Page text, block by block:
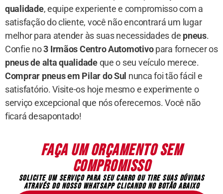
qualidade, equipe experiente e compromisso com a
satisfação do cliente, você não encontrará um lugar
melhor para atender às suas necessidades de pneus.
Confie no3 Irmãos Centro Automotivopara fornecer os
pneus de alta qualidadeque o seu veículo merece.
Comprar pneus em Pilar do Sul nunca foi tão fácil e
satisfatório. Visite-os hoje mesmo e experimente o
serviço excepcional que nós oferecemos. Você não
ficará desapontado!
FAÇA UM ORÇAMENTO SEM
COMPROMISSO
SOLICITE UM SERVIÇO PARA SEU CARRO OU TIRE SUAS DÚVIDAS
ATRAVÉS DO NOSSO WHATSAPP CLICANDO NO BOTÃO ABAIXO